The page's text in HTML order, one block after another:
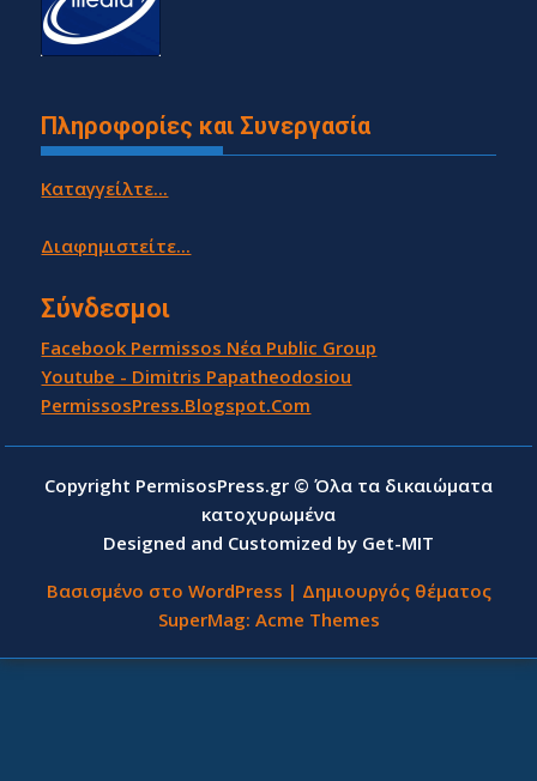
Πληροφορίες και Συνεργασία
Καταγγείλτε...
Διαφημιστείτε...
Σύνδεσμοι
Facebook Permissos Νέα Public Group
Youtube - Dimitris Papatheodosiou
PermissosPress.Blogspot.Com
Copyright PermisosPress.gr © Όλα τα δικαιώματα
κατοχυρωμένα
Designed and Customized by Get-MIT
Βασισμένο στο WordPress | Δημιουργός θέματος
SuperMag: Acme Themes